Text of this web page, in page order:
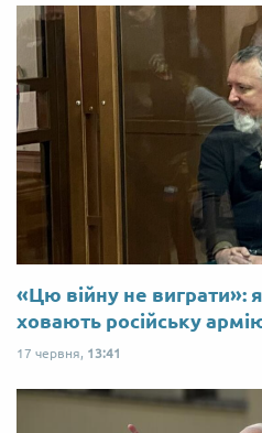
«Цю війну не виграти»:
ховають російську
17 червня, 13:41